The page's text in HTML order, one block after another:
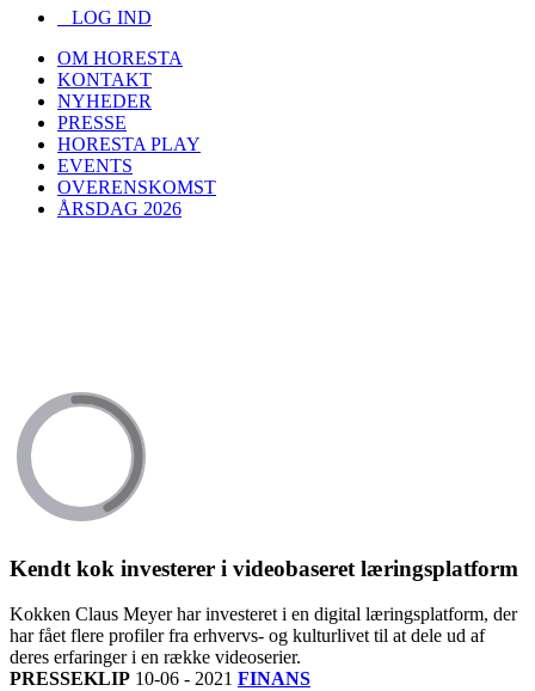
LOG IND
OM HORESTA
KONTAKT
NYHEDER
PRESSE
HORESTA PLAY
EVENTS
OVERENSKOMST
ÅRSDAG 2026
Kendt kok investerer i videobaseret læringsplatform
Kokken Claus Meyer har investeret i en digital læringsplatform, der
har fået flere profiler fra erhvervs- og kulturlivet til at dele ud af
deres erfaringer i en række videoserier.
PRESSEKLIP 10-06 - 2021 FINANS